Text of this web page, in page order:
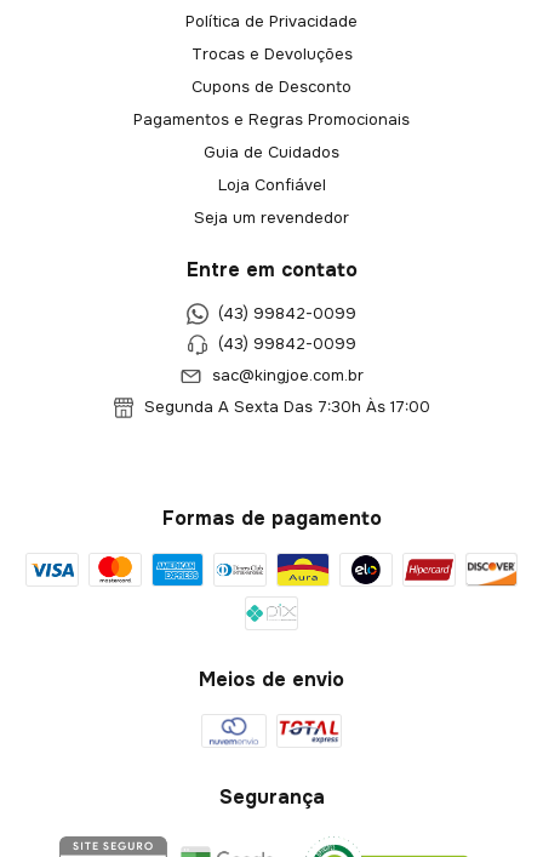
Política de Privacidade
Trocas e Devoluções
Cupons de Desconto
Pagamentos e Regras Promocionais
Guia de Cuidados
Loja Confiável
Seja um revendedor
Entre em contato
(43) 99842-0099
(43) 99842-0099
sac@kingjoe.com.br
Segunda A Sexta Das 7:30h Às 17:00
Formas de pagamento
Meios de envio
Segurança